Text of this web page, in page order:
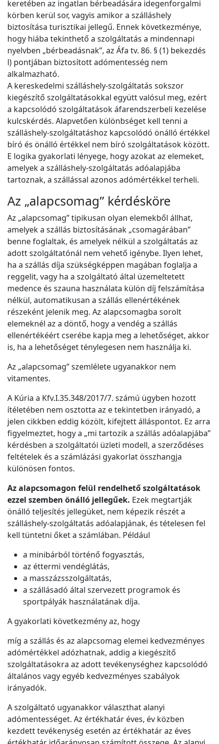
keretében az ingatlan bérbeadására idegenforgalmi
körben kerül sor, vagyis amikor a szálláshely
biztosítása turisztikai jellegű. Ennek következménye,
hogy hiába tekinthető a szolgáltatás a mindennapi
nyelvben „bérbeadásnak”, az Áfa tv. 86. § (1) bekezdés
l) pontjában biztosított adómentesség nem
alkalmazható.
A kereskedelmi szálláshely-szolgáltatás sokszor
kiegészítő szolgáltatásokkal együtt valósul meg, ezért
a kapcsolódó szolgáltatások áfarendszerbeli kezelése
kulcskérdés. Alapvetően különbséget kell tenni a
szálláshely-szolgáltatáshoz kapcsolódó önálló értékkel
bíró és önálló értékkel nem bíró szolgáltatások között.
E logika gyakorlati lényege, hogy azokat az elemeket,
amelyek a szálláshely-szolgáltatás adóalapjába
tartoznak, a szállással azonos adómértékkel terheli.
Az „alapcsomag” kérdésköre
Az „alapcsomag” tipikusan olyan elemekből állhat,
amelyek a szállás biztosításának „csomagárában”
benne foglaltak, és amelyek nélkül a szolgáltatás az
adott szolgáltatónál nem vehető igénybe. Ilyen lehet,
ha a szállás díja szükségképpen magában foglalja a
reggelit, vagy ha a szolgáltató által üzemeltetett
medence és szauna használata külön díj felszámítása
nélkül, automatikusan a szállás ellenértékének
részeként jelenik meg. Az alapcsomagba sorolt
elemeknél az a döntő, hogy a vendég a szállás
ellenértékéért cserébe kapja meg a lehetőséget, akkor
is, ha a lehetőséget ténylegesen nem használja ki.
Az „alapcsomag” szemlélete ugyanakkor nem
vitamentes.
A Kúria a Kfv.I.35.348/2017/7. számú ügyben hozott
ítéletében nem osztotta az e tekintetben irányadó, a
jelen cikkben eddig közölt, kifejtett álláspontot. Ez arra
figyelmeztet, hogy a „mi tartozik a szállás adóalapjába”
kérdésben a szolgáltatói üzleti modell, a szerződéses
feltételek és a számlázási gyakorlat összhangja
különösen fontos.
Az alapcsomagon felül rendelhető szolgáltatások
ezzel szemben önálló jellegűek. Ezek megtartják
önálló teljesítés jellegüket, nem képezik részét a
szálláshely-szolgáltatás adóalapjának, és tételesen fel
kell tüntetni őket a számlában. Például
a minibárból történő fogyasztás,
az éttermi vendéglátás,
a masszázsszolgáltatás,
a szállásadó által szervezett programok és
sportpályák használatának díja.
A gyakorlati következmény az, hogy
míg a szállás és az alapcsomag elemei kedvezményes
adómértékkel adózhatnak, addig a kiegészítő
szolgáltatásokra az adott tevékenységhez kapcsolódó
általános vagy egyéb kedvezményes szabályok
irányadók.
A szolgáltató ugyanakkor választhat alanyi
adómentességet. Az értékhatár éves, év közben
kezdett tevékenység esetén az értékhatár az éves